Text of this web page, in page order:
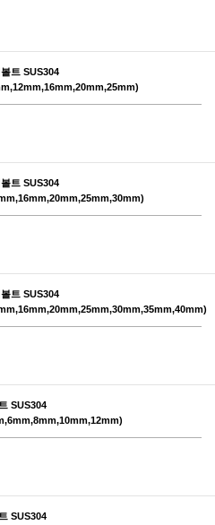
트 SUS304
트 SUS304
트 SUS304
SUS304
SUS304